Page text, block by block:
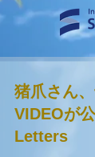
猪爪さん
VIDEOが
Letters